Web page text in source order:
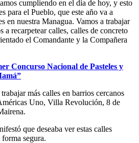
cumpliendo en el día de hoy, y esto
para el Pueblo, que este año va a
en nuestra Managua. Vamos a trabajar
a recarpetear calles, calles de concreto
el Comandante y la Compañera
Concurso Nacional de Pasteles y
más calles en barrios cercanos
Uno, Villa Revolución, 8 de
que deseaba ver estas calles
segura.